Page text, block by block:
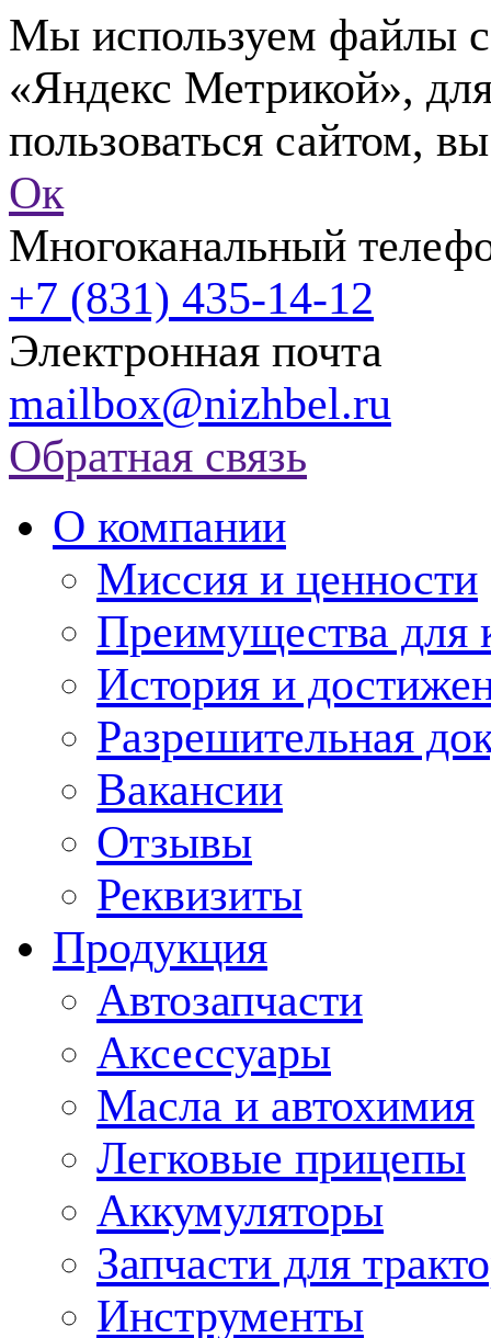
Мы используем файлы
«Яндекс Метрикой»,
пользоваться сайтом,
Ок
Многоканальный
+7 (831) 435-14-12
Электронная почта
mailbox@nizhbel.ru
Обратная связь
О компании
Миссия и ценности
Преимущества для
История и
Разрешительная
Вакансии
Отзывы
Реквизиты
Продукция
Автозапчасти
Аксессуары
Масла и автохимия
Легковые прицепы
Аккумуляторы
Запчасти для
Инструменты